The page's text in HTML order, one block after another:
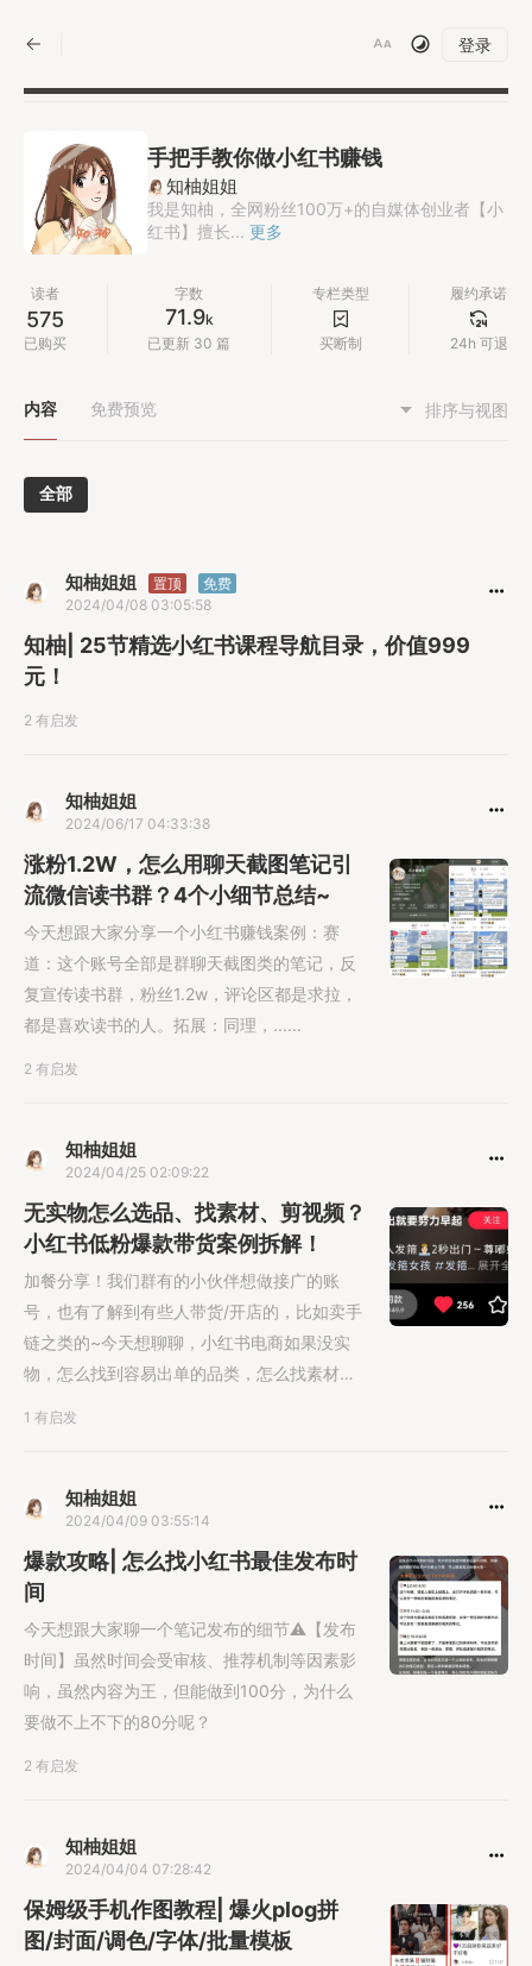
登录
手把手教你做小红书赚钱
知柚姐姐
我是知柚，全网粉丝100万+的自媒体创业者【小
红书】擅长... 更多
读者
575
已购买
字数
71.9k
已更新 30 篇
专栏类型
买断制
履约承诺
24h 可退
内容 免费预览 排序与视图
全部
知柚姐姐 置顶
免费
2024/04/08 03:05:58
知柚| 25节精选小红书课程导航目录，价值999
元！
2 有启发
知柚姐姐
2024/06/17 04:33:38
涨粉1.2W，怎么用聊天截图笔记引
流微信读书群？4个小细节总结~
今天想跟大家分享一个小红书赚钱案例：赛
道：这个账号全部是群聊天截图类的笔记，反
复宣传读书群，粉丝1.2w，评论区都是求拉，
都是喜欢读书的人。拓展：同理，......
2 有启发
知柚姐姐
2024/04/25 02:09:22
无实物怎么选品、找素材、剪视频？
小红书低粉爆款带货案例拆解！
加餐分享！我们群有的小伙伴想做接广的账
号，也有了解到有些人带货/开店的，比如卖手
链之类的~今天想聊聊，小红书电商如果没实
物，怎么找到容易出单的品类，怎么找素材来
1 有启发
知柚姐姐
2024/04/09 03:55:14
爆款攻略| 怎么找小红书最佳发布时
间
今天想跟大家聊一个笔记发布的细节⚠️【发布
时间】虽然时间会受审核、推荐机制等因素影
响，虽然内容为王，但能做到100分，为什么
要做不上不下的80分呢？
2 有启发
知柚姐姐
2024/04/04 07:28:42
保姆级手机作图教程| 爆火plog拼
图/封面/调色/字体/批量模板